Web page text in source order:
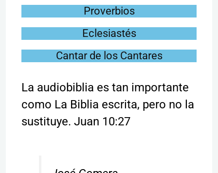
Proverbios
Eclesiastés
Cantar de los Cantares
La audiobiblia es tan importante
como La Biblia escrita, pero no la
sustituye. Juan 10:27